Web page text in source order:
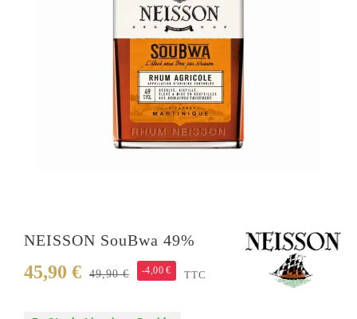
NEISSON SouBwa 49%
45,90 € 49,90 € -4,00 € TTC